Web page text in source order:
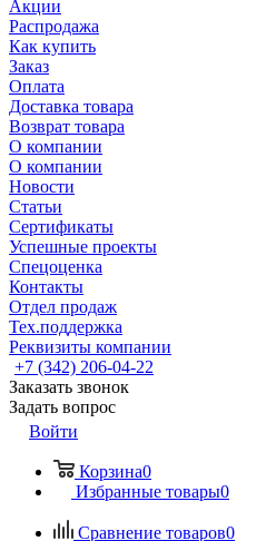
Акции
Распродажа
Как купить
Заказ
Оплата
Доставка товара
Возврат товара
О компании
О компании
Новости
Статьи
Сертификаты
Успешные проекты
Спецоценка
Контакты
Отдел продаж
Тех.поддержка
Реквизиты компании
+7 (342) 206-04-22
Заказать звонок
Задать вопрос
Войти
Корзина0
Избранные товары0
Сравнение товаров0